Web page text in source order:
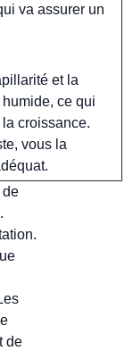
va assurer un
et la
ce qui
croissance.
vous la
de
de